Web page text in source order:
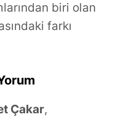
biri olan
farkı
Çakar,